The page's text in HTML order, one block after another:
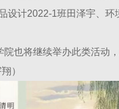
计2022-1班田泽宇、
也将继续举办此类活动
）